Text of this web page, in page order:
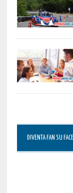
DIVENTA FAN SU